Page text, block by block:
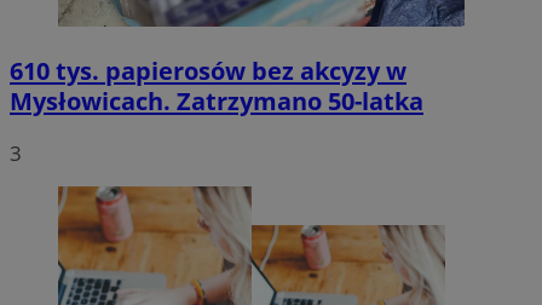
610 tys. papierosów bez akcyzy w
Mysłowicach. Zatrzymano 50-latka
3